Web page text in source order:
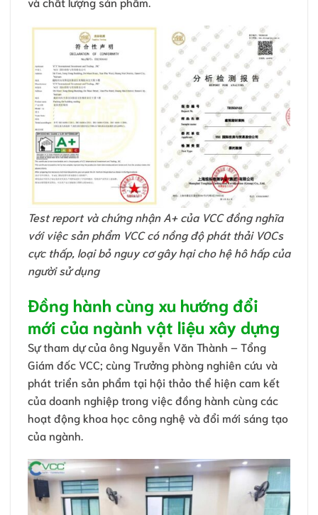
Test report và chứng nhận A+ của VCC đồng nghĩa
với việc sản phẩm VCC có nồng độ phát thải VOCs
cực thấp, loại bỏ nguy cơ gây hại cho hệ hô hấp của
người sử dụng
Đồng hành cùng xu hướng đổi
mới của ngành vật liệu xây dựng
Sự tham dự của ông Nguyễn Văn Thành – Tổng
Giám đốc VCC; cùng Trưởng phòng nghiên cứu và
phát triển sản phẩm tại hội thảo thể hiện cam kết
của doanh nghiệp trong việc đồng hành cùng các
hoạt động khoa học công nghệ và đổi mới sáng tạo
của ngành.